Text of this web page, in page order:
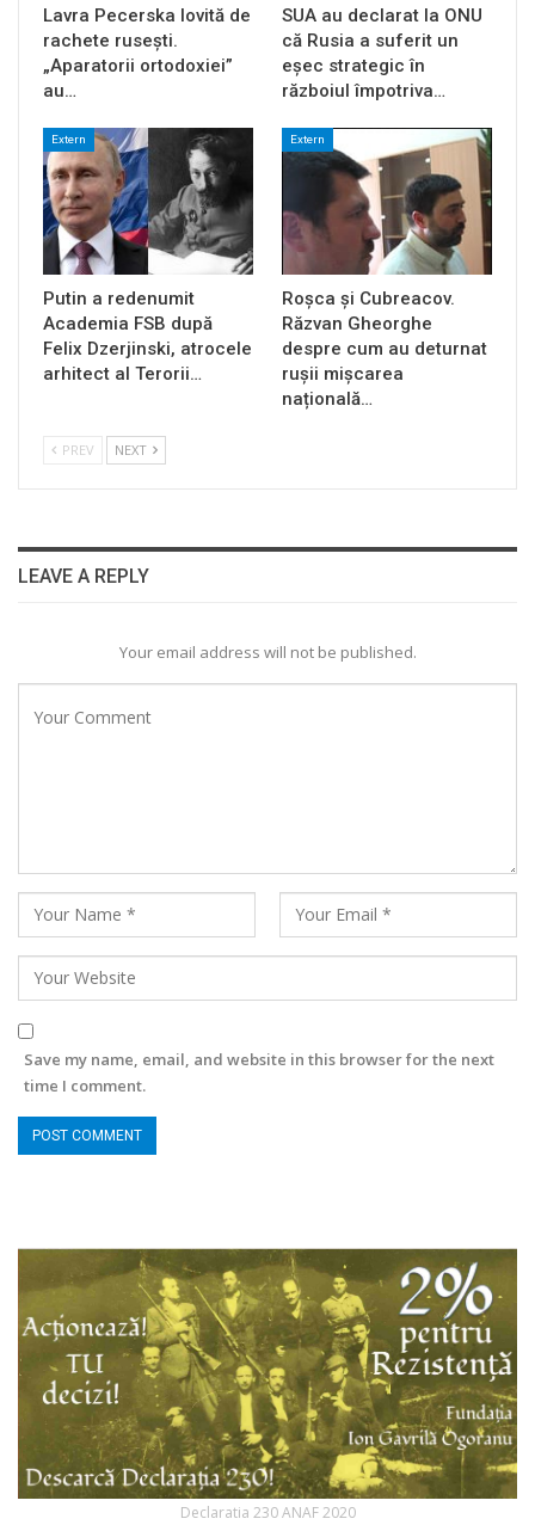
Lavra Pecerska lovită de
rachete rusești.
„Aparatorii ortodoxiei”
au…
SUA au declarat la ONU
că Rusia a suferit un
eșec strategic în
războiul împotriva…
Extern
Putin a redenumit
Academia FSB după
Felix Dzerjinski, atrocele
arhitect al Terorii…
Extern
Roșca și Cubreacov.
Răzvan Gheorghe
despre cum au deturnat
rușii mișcarea
națională…
PREV NEXT
LEAVE A REPLY
Your email address will not be published.
Save my name, email, and website in this browser for the next
time I comment.
Declaratia 230 ANAF 2020